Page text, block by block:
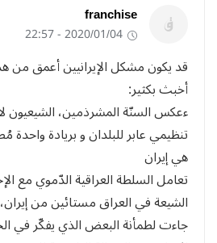
franchise
2020/01/04 - 22:57
قد يكون مشكل الإيرانيين أعمق من
أخبث بكثير:
ءعكس السنّة المشرذمين، الشيعيون
تنظيمي عابر للبلدان و بريادة
هي إيران
تعامل السلطة العراقية الدّموي
الشيعة في العراق مستائين من
جاءت لطمأنة البعض الذي يفكّر في